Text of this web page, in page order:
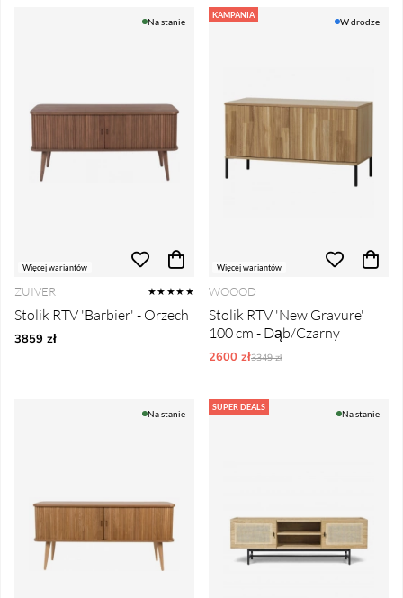
Więcej wariantów
Na stanie
ZUIVER ★★★★★
Stolik RTV 'Barbier' - Orzech
3859 zł
KAMPANIA
Więcej wariantów
W drodze
WOOOD
Stolik RTV 'New Gravure'
100 cm - Dąb/Czarny
2600 złOrdynarne ceny:
3349 zł
Na stanie
SUPER DEALS
Na stanie